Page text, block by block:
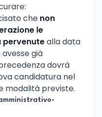
che non
le
pervenutealla data
avesse già
dovrà
candidatura nel
modalità previste.